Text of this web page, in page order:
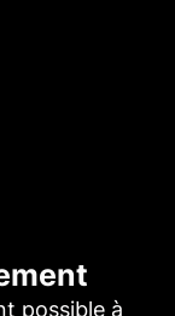
possible à